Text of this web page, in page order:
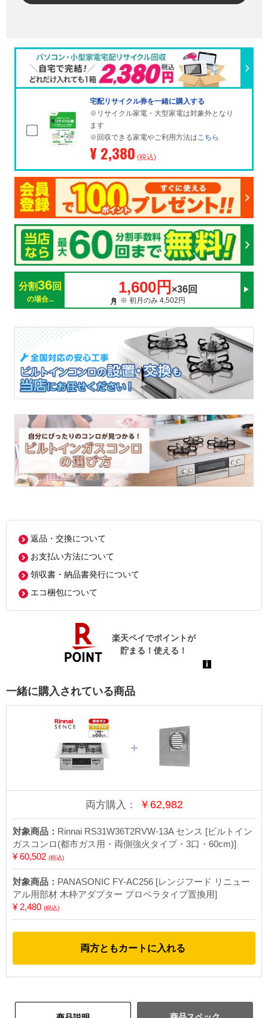
宅配リサイクル券を一緒に購入する
※リサイクル家電・大型家電は対象外となり
ます
※回収できる家電やご利用方法はこちら
¥ 2,380 (税込)
分割36回
の場合...
1,600円 ×36回
※ 初月のみ 4,502円
返品・交換について
お支払い方法について
領収書・納品書発行について
エコ梱包について
一緒に購入されている商品
＋
両方購入： ￥ 62,982
対象商品： Rinnai RS31W36T2RVW-13A センス [ビルトイン
ガスコンロ(都市ガス用・両側強火タイプ・3口・60cm)]
¥ 60,502 (税込)
対象商品： PANASONIC FY-AC256 [レンジフード リニュー
アル用部材 木枠アダプター プロペラタイプ置換用]
¥ 2,480 (税込)
両方ともカートに入れる